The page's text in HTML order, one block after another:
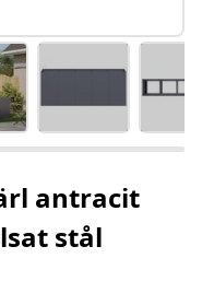
antracit
stål